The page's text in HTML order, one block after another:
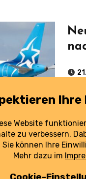
Kanada nonstop: Air Transat verbindet Berlin seit Kurzem direkt mit Toronto – ein
für